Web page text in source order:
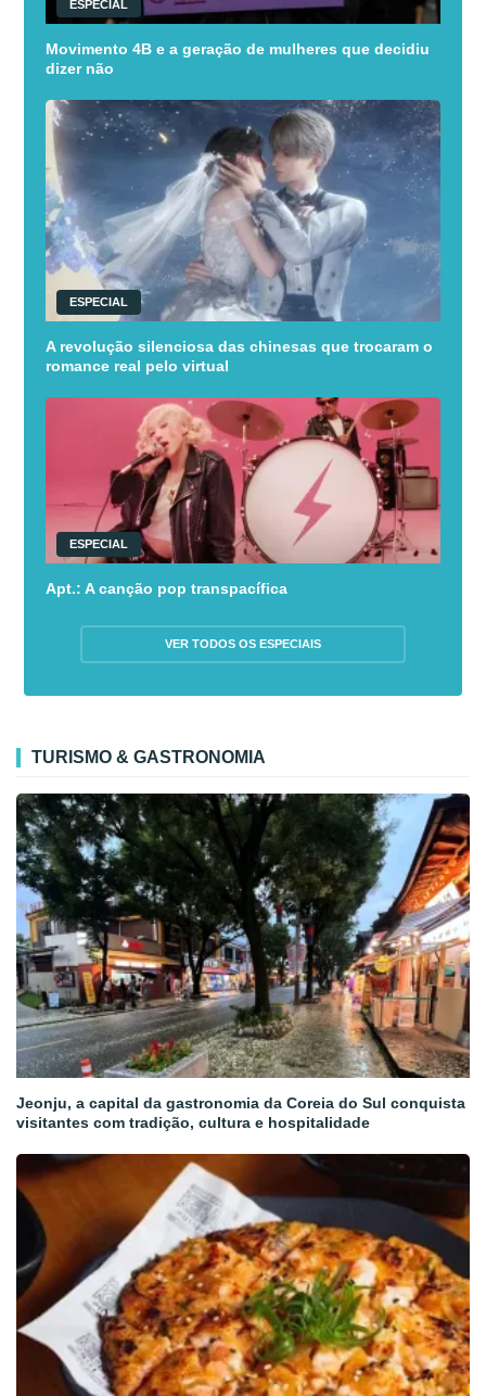
ESPECIAL
Movimento 4B e a geração de mulheres que decidiu
dizer não
ESPECIAL
A revolução silenciosa das chinesas que trocaram o
romance real pelo virtual
ESPECIAL
Apt.: A canção pop transpacífica
VER TODOS OS ESPECIAIS
TURISMO & GASTRONOMIA
Jeonju, a capital da gastronomia da Coreia do Sul conquista
visitantes com tradição, cultura e hospitalidade